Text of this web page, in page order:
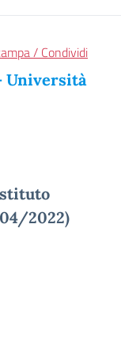
/ Condividi
Università
2022)